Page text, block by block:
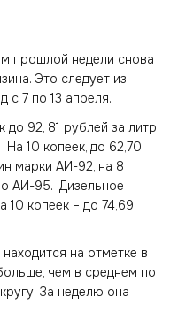
прошлой недели снова
Это следует из
с 7 по 13 апреля.
до 92, 81 рублей за литр
10 копеек, до 62,70
марки АИ-92, на 8
АИ-95. Дизельное
10 копеек – до 74,69
на отметке в
чем в среднем по
За неделю она